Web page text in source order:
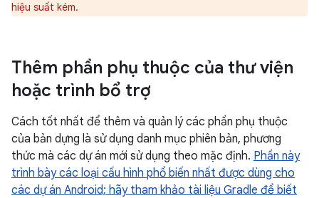
hiệu suất kém.
Thêm phần phụ thuộc của thư viện
hoặc trình bổ trợ
Cách tốt nhất để thêm và quản lý các phần phụ thuộc
của bản dựng là sử dụng danh mục phiên bản, phương
thức mà các dự án mới sử dụng theo mặc định. Phần này
trình bày các loại cấu hình phổ biến nhất được dùng cho
các dự án Android; hãy tham khảo tài liệu Gradle để biết